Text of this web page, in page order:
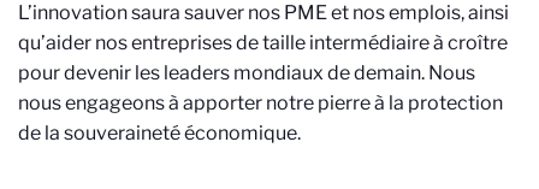
L’innovation saura sauver nos PME et nos emplois, ainsi
qu’aider nos entreprises de taille intermédiaire à croître
pour devenir les leaders mondiaux de demain. Nous
nous engageons à apporter notre pierre à la protection
de la souveraineté économique.